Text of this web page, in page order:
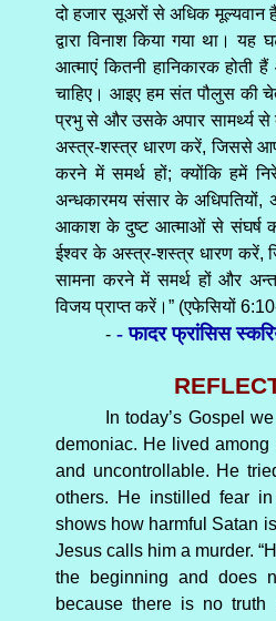
दो हजार सूअरों से अधिक मूल्यवान
द्वारा विनाश किया गया था।
आत्माएं कितनी हानिकारक होती
चाहिए। आइए हम संत पौलुस की
प्रभु से और उसके अपार सामर्थ्य
अस्त्र-शस्त्र धारण करें, जिससे आप
करने में समर्थ हों; क्योंकि हमें
अन्धकारमय संसार के अधिपतियों,
आकाश के दुष्ट आत्माओं से संघर्ष
ईश्वर के अस्त्र-शस्त्र धारण करें,
सामना करने में समर्थ हों और
विजय प्राप्त करें।” (एफेसियों
-- फादर फ्रांसिस
In today’s Gospel
demoniac. He lived
and uncontrollable. He
others. He instilled fear
shows how harmful Satan
Jesus calls him a murder.
the beginning and does
because there is no